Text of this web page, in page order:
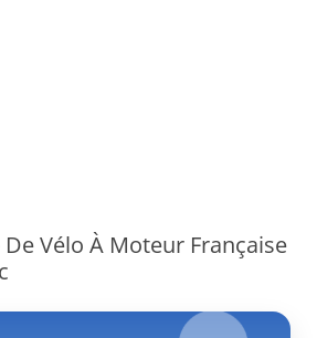
Vélo À Moteur Française